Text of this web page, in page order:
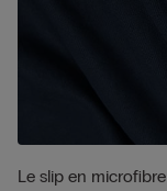
Le slip en